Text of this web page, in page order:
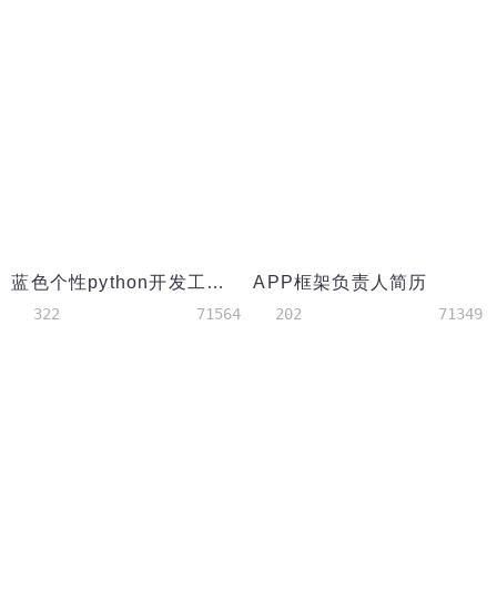
蓝色个性python开发工程师简历模板
322 71564
APP框架负责人简历
202 71349